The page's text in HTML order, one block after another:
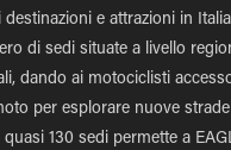
e attrazioni in
di sedi situate a livello
dando ai motociclisti
per esplorare nuove
130 sedi permette a